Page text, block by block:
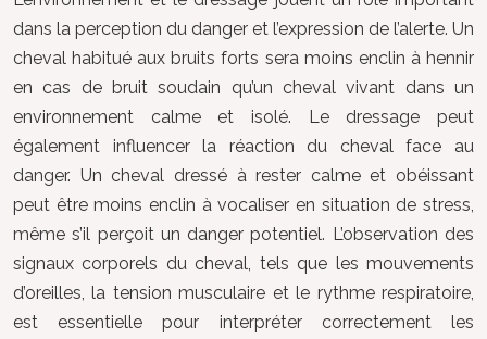
dans la perception du danger et l’expression de l’alerte. Un
cheval habitué aux bruits forts sera moins enclin à hennir
en cas de bruit soudain qu’un cheval vivant dans un
environnement calme et isolé. Le dressage peut
également influencer la réaction du cheval face au
danger. Un cheval dressé à rester calme et obéissant
peut être moins enclin à vocaliser en situation de stress,
même s’il perçoit un danger potentiel. L’observation des
signaux corporels du cheval, tels que les mouvements
d’oreilles, la tension musculaire et le rythme respiratoire,
est essentielle pour interpréter correctement les